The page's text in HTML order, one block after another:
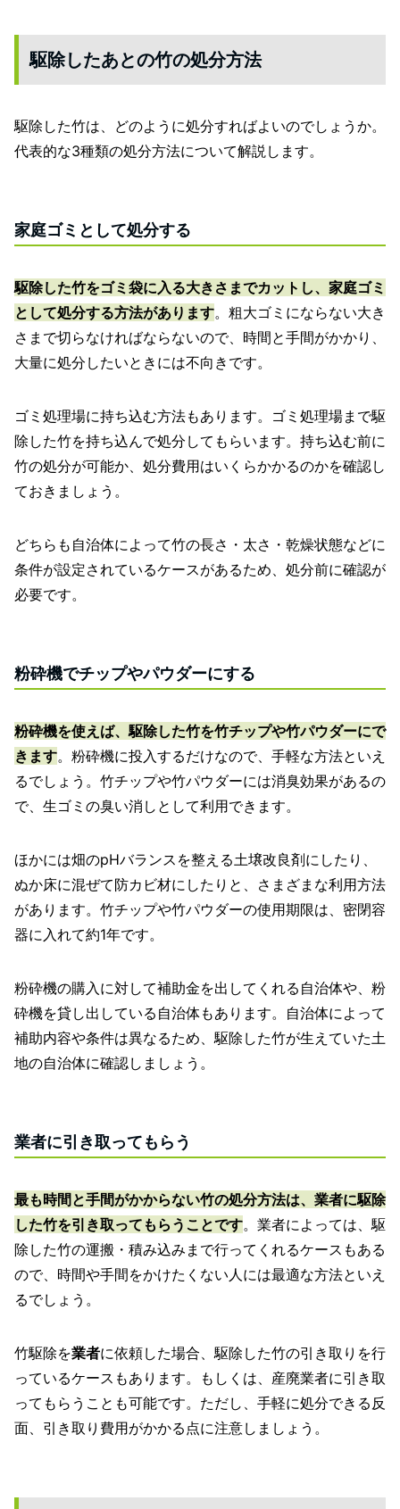
駆除したあとの竹の処分方法
駆除した竹は、どのように処分すればよいのでしょうか。
代表的な3種類の処分方法について解説します。
家庭ゴミとして処分する
駆除した竹をゴミ袋に入る大きさまでカットし、家庭ゴミ
として処分する方法があります。粗大ゴミにならない大き
さまで切らなければならないので、時間と手間がかかり、
大量に処分したいときには不向きです。
ゴミ処理場に持ち込む方法もあります。ゴミ処理場まで駆
除した竹を持ち込んで処分してもらいます。持ち込む前に
竹の処分が可能か、処分費用はいくらかかるのかを確認し
ておきましょう。
どちらも自治体によって竹の長さ・太さ・乾燥状態などに
条件が設定されているケースがあるため、処分前に確認が
必要です。
粉砕機でチップやパウダーにする
粉砕機を使えば、駆除した竹を竹チップや竹パウダーにで
きます。粉砕機に投入するだけなので、手軽な方法といえ
るでしょう。竹チップや竹パウダーには消臭効果があるの
で、生ゴミの臭い消しとして利用できます。
ほかには畑のpHバランスを整える土壌改良剤にしたり、
ぬか床に混ぜて防カビ材にしたりと、さまざまな利用方法
があります。竹チップや竹パウダーの使用期限は、密閉容
器に入れて約1年です。
粉砕機の購入に対して補助金を出してくれる自治体や、粉
砕機を貸し出している自治体もあります。自治体によって
補助内容や条件は異なるため、駆除した竹が生えていた土
地の自治体に確認しましょう。
業者に引き取ってもらう
最も時間と手間がかからない竹の処分方法は、業者に駆除
した竹を引き取ってもらうことです。業者によっては、駆
除した竹の運搬・積み込みまで行ってくれるケースもある
ので、時間や手間をかけたくない人には最適な方法といえ
るでしょう。
竹駆除を業者に依頼した場合、駆除した竹の引き取りを行
っているケースもあります。もしくは、産廃業者に引き取
ってもらうことも可能です。ただし、手軽に処分できる反
面、引き取り費用がかかる点に注意しましょう。